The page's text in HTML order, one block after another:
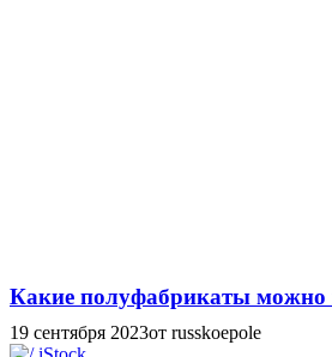
Какие полуфабрикаты можно
19 сентября 2023от russkoepole